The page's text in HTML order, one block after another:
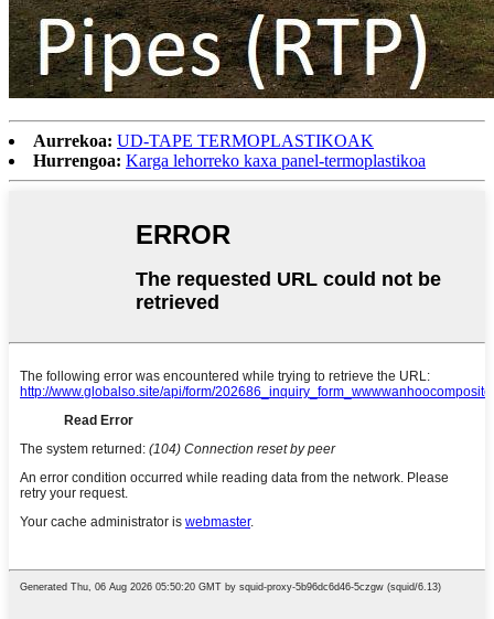
Aurrekoa: UD-TAPE TERMOPLASTIKOAK
Hurrengoa: Karga lehorreko kaxa panel-termoplastikoa